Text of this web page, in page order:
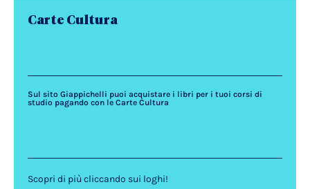
Carte Cultura
Sul sito Giappichelli puoi acquistare i libri per i tuoi corsi di
studio pagando con le Carte Cultura
Scopri di più cliccando sui loghi!